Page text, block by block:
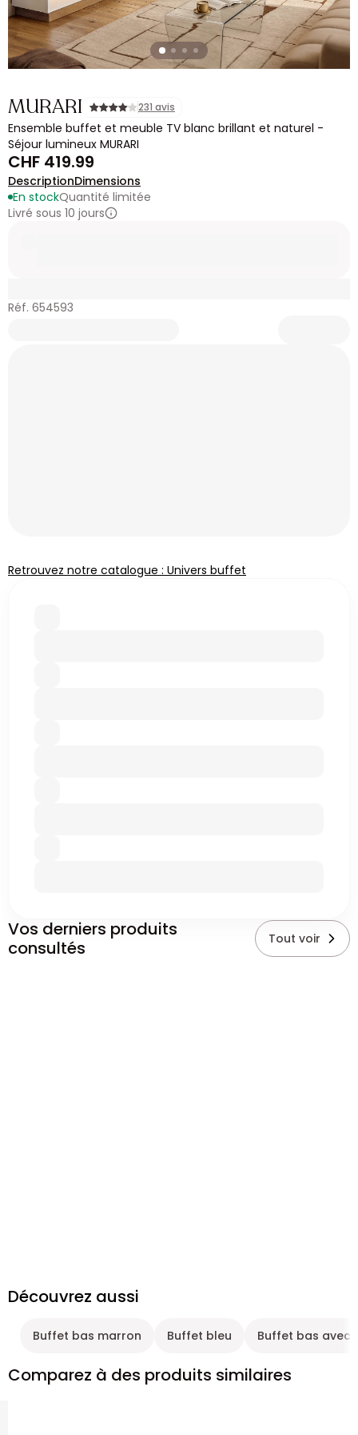
MURARI 231 avis
Ensemble buffet et meuble TV blanc brillant et naturel -
Séjour lumineux MURARI
CHF 419.99
DescriptionDimensions
En stockQuantité limitée
Livré sous 10 jours
Réf. 654593
Retrouvez notre catalogue : Univers buffet
Vos derniers produits
consultés
Tout voir
Découvrez aussi
Buffet bas marron Buffet bleu Buffet bas avec
Comparez à des produits similaires